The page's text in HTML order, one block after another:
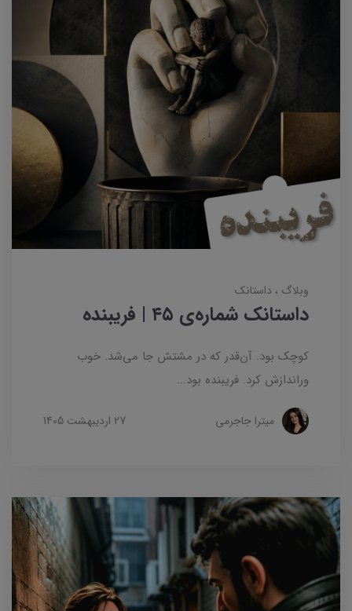
وبلاگ داستانک‌
داستانک شماره‌ی ۴۵ | فریبنده
کوچک بود. آن‌قدر که در مشتش جا می‌شد. خوب
وراندازش کرد. فریبنده بود...
میترا جاجرمی 27 ارديبهشت 1405